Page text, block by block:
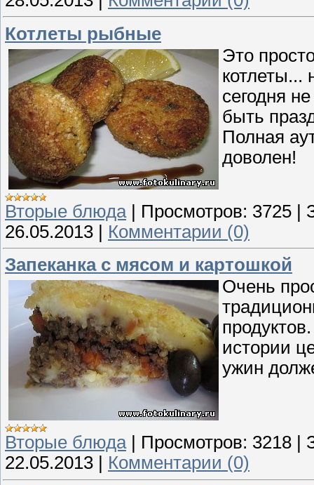
Котлеты рыбные
Это
котлеты...
сегодня
быть
Полная
доволен!
Вторые блюда | Просмотров: 3725 |
26.05.2013 | Комментарии (0)
Запеканка с мясом и картошкой
Очень
истории
ужин
Вторые блюда| Просмотров: 3218
22.05.2013
Комментарии (0)